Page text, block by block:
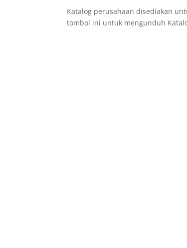
Katalog perusahaan disediakan
tombol ini untuk mengunduh